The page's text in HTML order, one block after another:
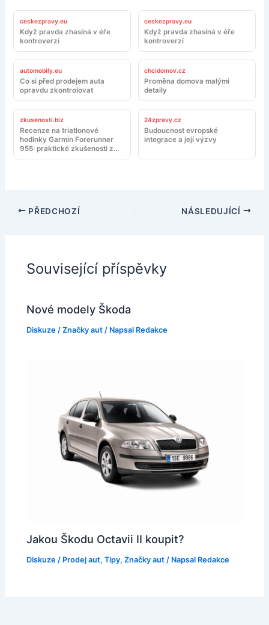
ceskezpravy.eu
Když pravda zhasíná v éře
kontroverzí
ceskezpravy.eu
Když pravda zhasíná v éře
kontroverzí
automobily.eu
Co si před prodejem auta
opravdu zkontrolovat
chcidomov.cz
Proměna domova malými
detaily
zkusenosti.biz
Recenze na triatlonové
hodinky Garmin Forerunner
955: praktické zkušenosti z
tréninku a závodů
24zpravy.cz
Budoucnost evropské
integrace a její výzvy
PŘEDCHOZÍ NÁSLEDUJÍCÍ
Související příspěvky
Nové modely Škoda
Diskuze /Značky aut / Napsal Redakce
Jakou Škodu Octavii II koupit?
Diskuze / Prodej aut,Tipy,Značky aut / Napsal Redakce